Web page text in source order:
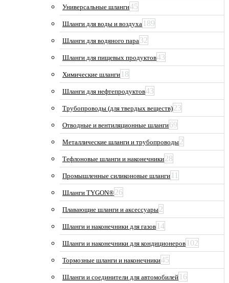
Универсальные шланги45
Шланги для воды и воздуха 189
Шланги для водяного пара32
Шланги для пищевых продуктов43
Химические шланги 18
Шланги для нефтепродуктов43
Трубопроводы (для твердых веществ)23
Отводные и вентиляционные шланги69
Металлические шланги и трубопроводы2
Тефлоновые шланги и наконечники28
Промышленные силиконовые шланги 11
Шланги TYGON®26
Плавающие шланги и аксессуары2
Шланги и наконечники для газов 14
Шланги и наконечники для кондиционеров 102
Тормозные шланги и наконечники45
Шланги и соединители для автомобилей 16